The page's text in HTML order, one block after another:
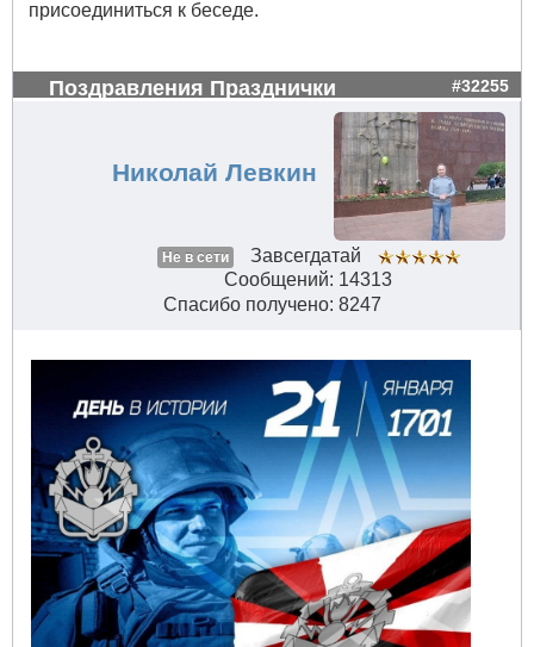
присоединиться к беседе.
Поздравления Празднички #32255
Николай Левкин
Не в сети
Завсегдатай
Сообщений: 14313
Спасибо получено: 8247